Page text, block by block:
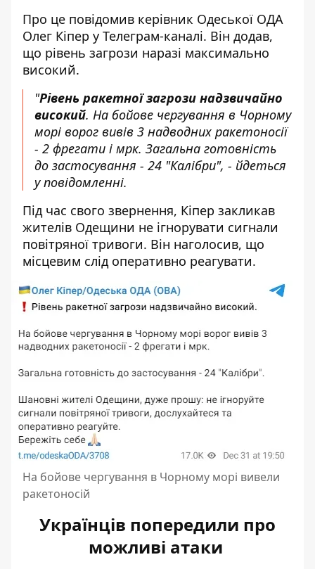
Про це повідомив керівник Одеської ОДА
Олег Кіпер у Телеграм-каналі. Він додав,
що рівень загрози наразі максимально
високий.
"Рівень ракетної загрози надзвичайно
високий. На бойове чергування в Чорному
морі ворог вивів 3 надводних ракетоносії
- 2 фрегати і мрк. Загальна готовність
до застосування - 24 "Калібри", - йдеться
у повідомленні.
Під час свого звернення, Кіпер закликав
жителів Одещини не ігнорувати сигнали
повітряної тривоги. Він наголосив, що
місцевим слід оперативно реагувати.
На бойове чергування в Чорному морі вивели
ракетоносій
Українців попередили про
можливі атаки